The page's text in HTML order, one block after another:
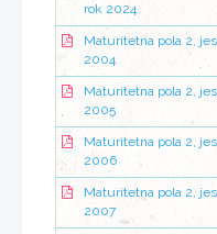
rok 2024
Maturitetna pola 2,
2004
Maturitetna pola 2,
2005
Maturitetna pola 2,
2006
Maturitetna pola 2,
2007